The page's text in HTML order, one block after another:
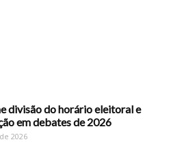
divisão do horário eleitoral e
em debates de 2026
2026